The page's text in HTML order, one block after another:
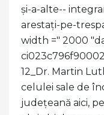
și-a-alte--
arestați-pe-
width =" 2000
12_Dr. Martin
celulei sale de
județeană aici,